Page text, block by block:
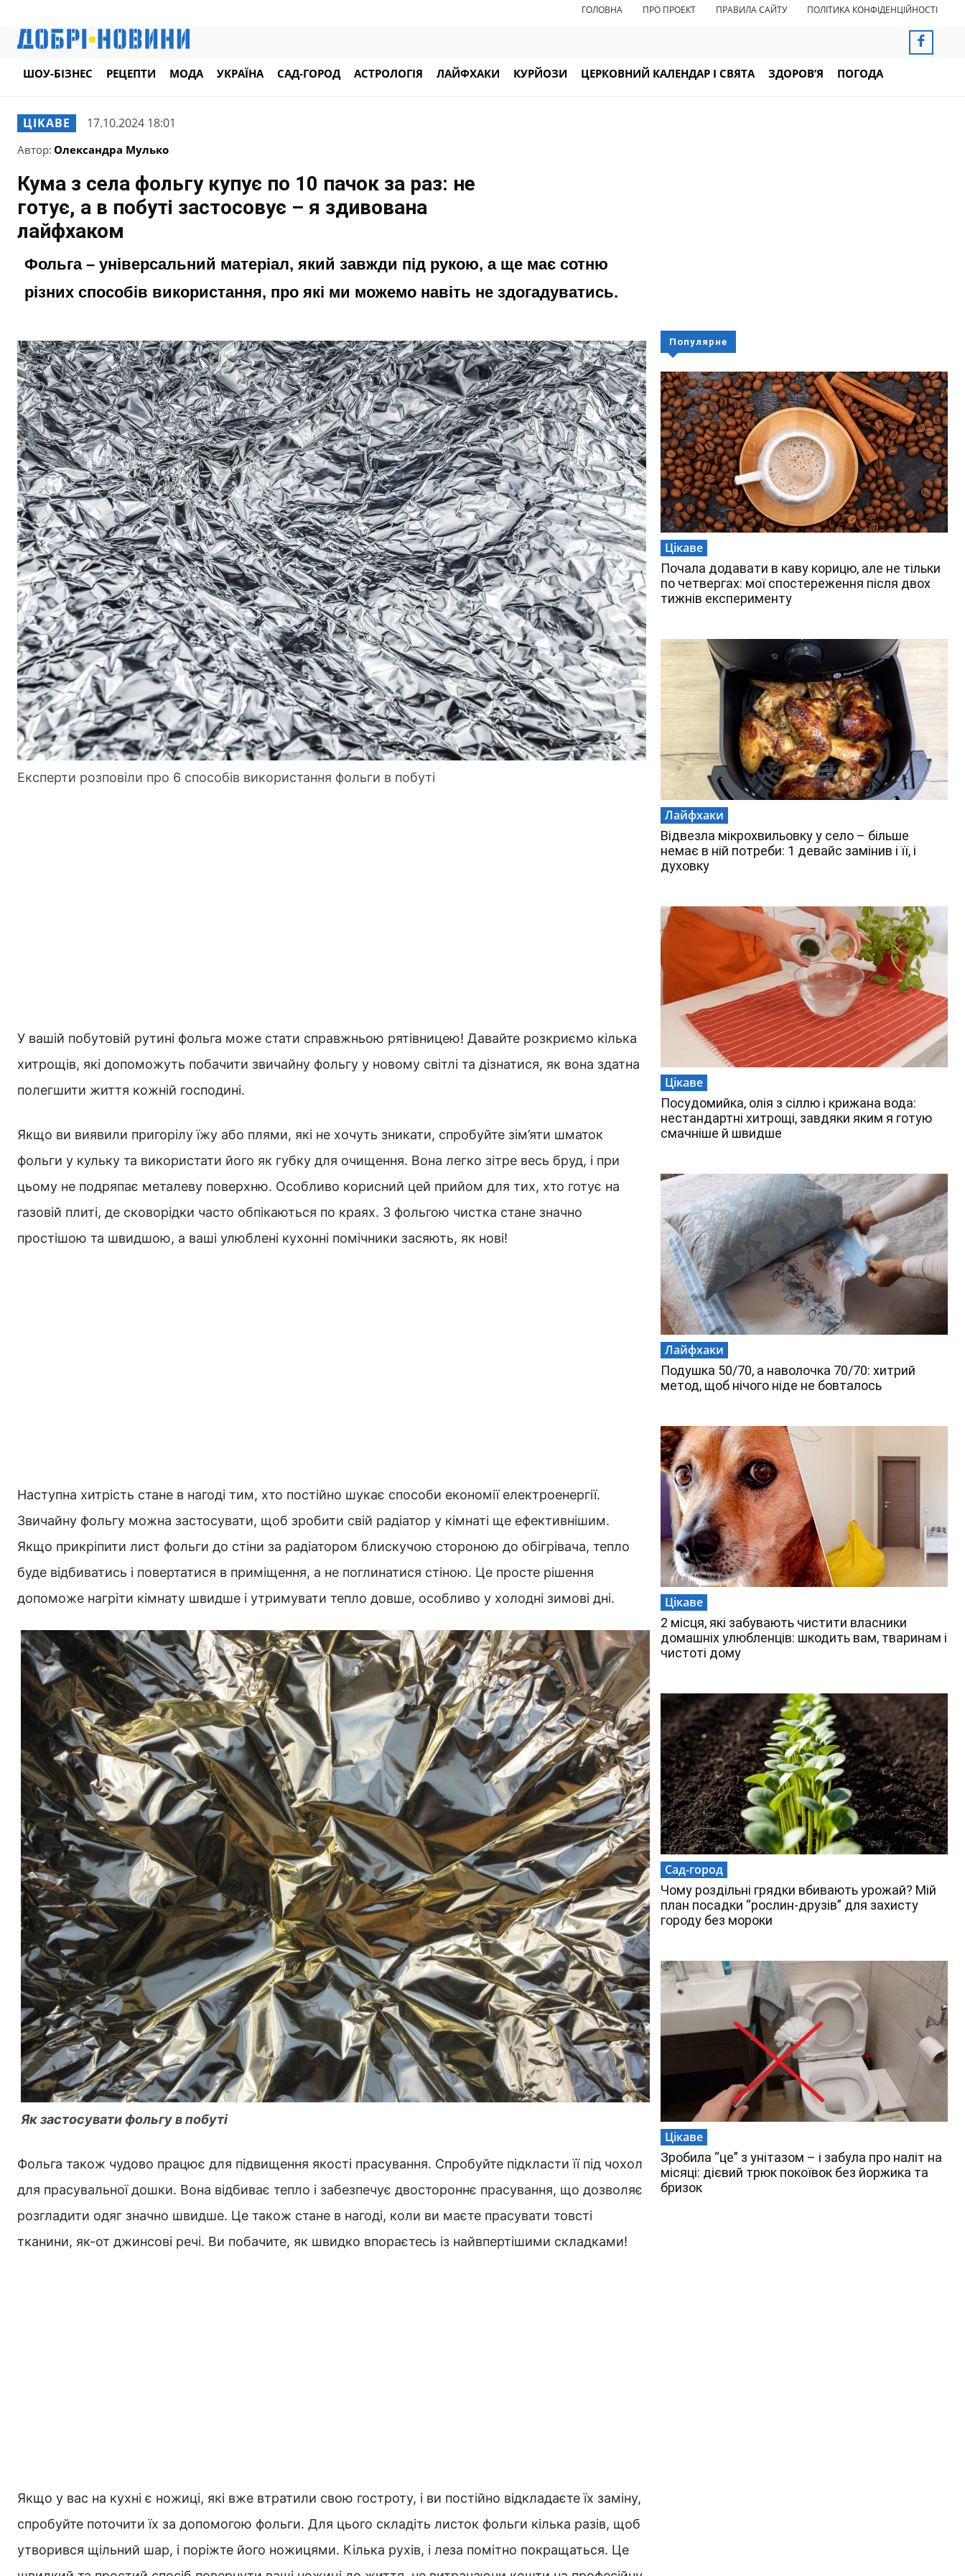
ГОЛОВНА ПРО ПРОЕКТ ПРАВИЛА САЙТУ ПОЛІТИКА КОНФІДЕНЦІЙНОСТІ
ШОУ-БІЗНЕС РЕЦЕПТИ МОДА УКРАЇНА САД-ГОРОД АСТРОЛОГІЯ ЛАЙФХАКИ КУРЙОЗИ ЦЕРКОВНИЙ КАЛЕНДАР І СВЯТА ЗДОРОВ’Я ПОГОДА
ЦІКАВЕ 17.10.2024 18:01
Автор: Олександра Мулько
Кума з села фольгу купує по 10 пачок за раз: не
готує, а в побуті застосовує – я здивована
лайфхаком
Фольга – універсальний матеріал, який завжди під рукою, а ще має сотню
різних способів використання, про які ми можемо навіть не здогадуватись.
Експерти розповіли про 6 способів використання фольги в побуті
У вашій побутовій рутині фольга може стати справжньою рятівницею! Давайте розкриємо кілька
хитрощів, які допоможуть побачити звичайну фольгу у новому світлі та дізнатися, як вона здатна
полегшити життя кожній господині.
Якщо ви виявили пригорілу їжу або плями, які не хочуть зникати, спробуйте зім’яти шматок
фольги у кульку та використати його як губку для очищення. Вона легко зітре весь бруд, і при
цьому не подряпає металеву поверхню. Особливо корисний цей прийом для тих, хто готує на
газовій плиті, де сковорідки часто обпікаються по краях. З фольгою чистка стане значно
простішою та швидшою, а ваші улюблені кухонні помічники засяють, як нові!
Наступна хитрість стане в нагоді тим, хто постійно шукає способи економії електроенергії.
Звичайну фольгу можна застосувати, щоб зробити свій радіатор у кімнаті ще ефективнішим.
Якщо прикріпити лист фольги до стіни за радіатором блискучою стороною до обігрівача, тепло
буде відбиватись і повертатися в приміщення, а не поглинатися стіною. Це просте рішення
допоможе нагріти кімнату швидше і утримувати тепло довше, особливо у холодні зимові дні.
Як застосувати фольгу в побуті
Фольга також чудово працює для підвищення якості прасування. Спробуйте підкласти її під чохол
для прасувальної дошки. Вона відбиває тепло і забезпечує двостороннє прасування, що дозволяє
розгладити одяг значно швидше. Це також стане в нагоді, коли ви маєте прасувати товсті
тканини, як-от джинсові речі. Ви побачите, як швидко впораєтесь із найвпертішими складками!
Якщо у вас на кухні є ножиці, які вже втратили свою гостроту, і ви постійно відкладаєте їх заміну,
спробуйте поточити їх за допомогою фольги. Для цього складіть листок фольги кілька разів, щоб
утворився щільний шар, і поріжте його ножицями. Кілька рухів, і леза помітно покращаться. Це
Популярне
Цікаве
Почала додавати в каву корицю, але не тільки
по четвергах: мої спостереження після двох
тижнів експерименту
Лайфхаки
Відвезла мікрохвильовку у село – більше
немає в ній потреби: 1 девайс замінив і її, і
духовку
Цікаве
Посудомийка, олія з сіллю і крижана вода:
нестандартні хитрощі, завдяки яким я готую
смачніше й швидше
Лайфхаки
Подушка 50/70, а наволочка 70/70: хитрий
метод, щоб нічого ніде не бовталось
Цікаве
2 місця, які забувають чистити власники
домашніх улюбленців: шкодить вам, тваринам і
чистоті дому
Сад-город
Чому роздільні грядки вбивають урожай? Мій
план посадки “рослин-друзів” для захисту
городу без мороки
Цікаве
Зробила “це” з унітазом – і забула про наліт на
місяці: дієвий трюк покоївок без йоржика та
бризок